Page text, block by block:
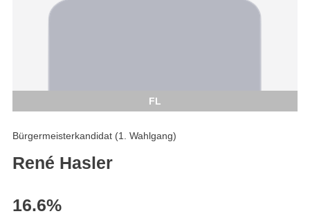
FL
Bürgermeisterkandidat (1. Wahlgang)
René Hasler
16.6%